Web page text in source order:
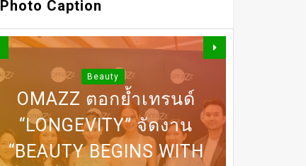
Photo Caption
Beauty
OMAZZ ตอกย้ำเทรนด์
“LONGEVITY” จัดงาน
“BEAUTY BEGINS WITH